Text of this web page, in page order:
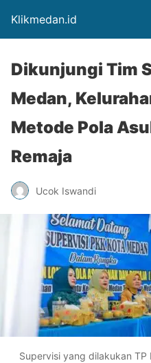
Klikmedan.id
Dikunjungi Tim
Medan,
Metode Pola
Remaja
Ucok Iswandi
Supervisi yang dilakukan TP